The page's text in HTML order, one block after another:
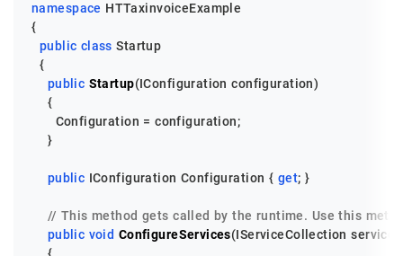
namespace HTTaxinvoiceExample
{
public class Startup
  {
public Startup(IConfiguration configuration)
    {
      Configuration = configuration;
    }
public IConfiguration Configuration { get; }
// This method gets called by the runtime. Use this
public void ConfigureServices(IServiceCollection services